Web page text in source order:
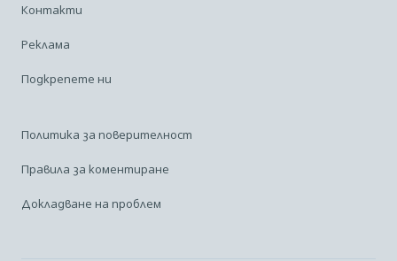
Контакти
Реклама
Подкрепете ни
Политика за поверителност
Правила за коментиране
Докладване на проблем